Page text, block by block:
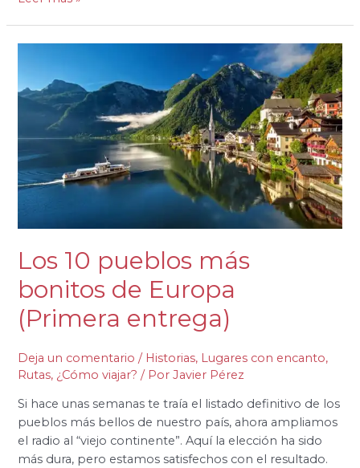
Los 10 pueblos más
bonitos de Europa
(Primera entrega)
Deja un comentario / Historias, Lugares con encanto,
Rutas, ¿Cómo viajar? / PorJavier Pérez
Si hace unas semanas te traía el listado definitivo de los
pueblos más bellos de nuestro país, ahora ampliamos
el radio al “viejo continente”. Aquí la elección ha sido
más dura, pero estamos satisfechos con el resultado.
pueblos
bonitos
de
Europa
(Primera